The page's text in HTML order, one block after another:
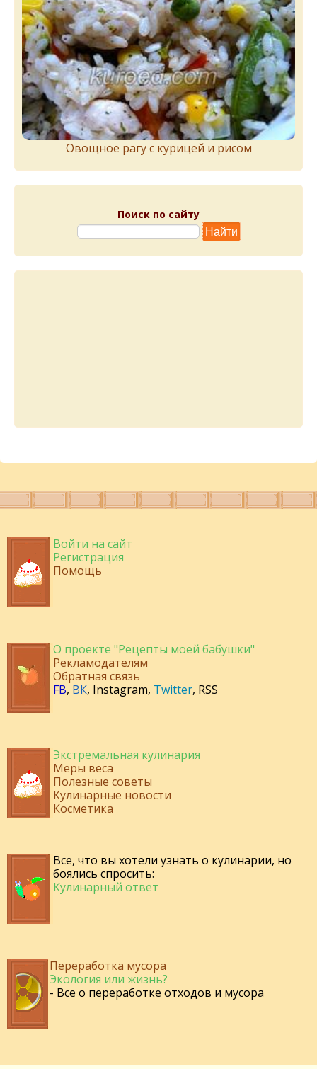
Овощное рагу с курицей и рисом
Поиск по сайту
Войти на сайт
Регистрация
Помощь
О проекте "Рецепты моей бабушки"
Рекламодателям
Обратная связь
FB, ВК, Instagram, Twitter, RSS
Экстремальная кулинария
Меры веса
Полезные советы
Кулинарные новости
Косметика
Все, что вы хотели узнать о кулинарии, но
боялись спросить:
Кулинарный ответ
Переработка мусора
Экология или жизнь?
- Все о переработке отходов и мусора